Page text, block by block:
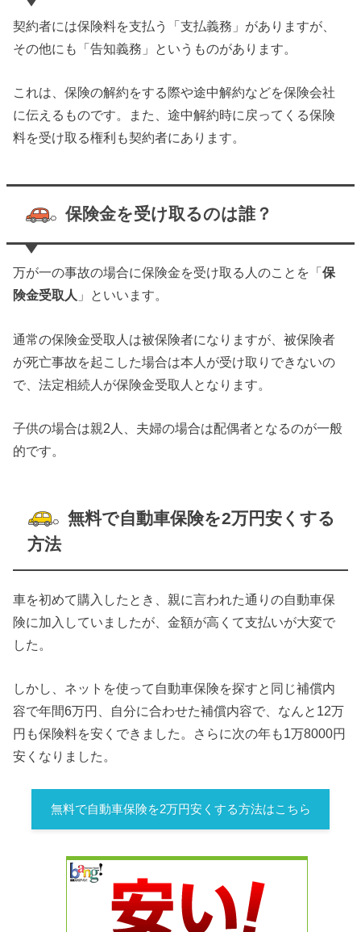
契約者には保険料を支払う「支払義務」がありますが、
その他にも「告知義務」というものがあります。
これは、保険の解約をする際や途中解約などを保険会社
に伝えるものです。また、途中解約時に戻ってくる保険
料を受け取る権利も契約者にあります。
保険金を受け取るのは誰？
万が一の事故の場合に保険金を受け取る人のことを「保
険金受取人 」といいます。
通常の保険金受取人は被保険者になりますが、被保険者
が死亡事故を起こした場合は本人が受け取りできないの
で、法定相続人が保険金受取人 となります。
子供の場合は親2人、夫婦の場合は配偶者となるのが一般
的です。
無料で自動車保険を2万円安くする
方法
車を初めて購入したとき、親に言われた通りの自動車保
険に加入していましたが、金額が高くて支払いが大変で
した。
しかし、ネットを使って自動車保険を探すと 同じ補償内
容で年間6万円、自分に合わせた補償内容で、なんと12万
円も保険料を安くできました。さらに次の年も1万8000円
安くなりました。
無料で自動車保険を2万円安くする方法はこちら